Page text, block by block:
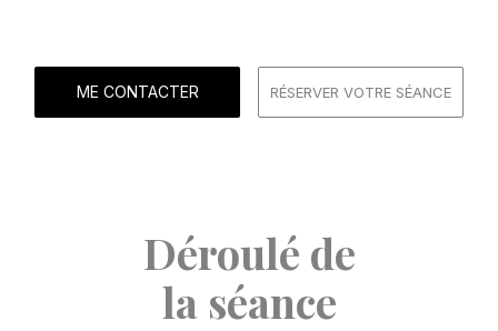
ME CONTACTER RÉSERVER VOTRE SÉANCE
Déroulé de
la séance